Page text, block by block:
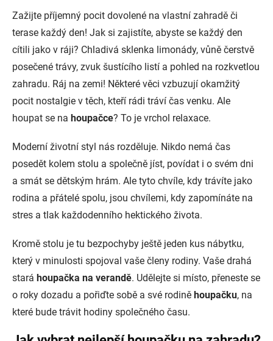
Zažijte příjemný pocit dovolené na vlastní zahradě či
terase každý den! Jak si zajistíte, abyste se každý den
cítili jako v ráji? Chladivá sklenka limonády, vůně čerstvě
posečené trávy, zvuk šustícího listí a pohled na rozkvetlou
zahradu. Ráj na zemi! Některé věci vzbuzují okamžitý
pocit nostalgie v těch, kteří rádi tráví čas venku. Ale
houpat se na houpačce? To je vrchol relaxace.
Moderní životní styl nás rozděluje. Nikdo nemá čas
posedět kolem stolu a společně jíst, povídat i o svém dni
a smát se dětským hrám. Ale tyto chvíle, kdy trávíte jako
rodina a přátelé spolu, jsou chvílemi, kdy zapomínáte na
stres a tlak každodenního hektického života.
Kromě stolu je tu bezpochyby ještě jeden kus nábytku,
který v minulosti spojoval vaše členy rodiny. Vaše drahá
stará houpačka na verandě. Udělejte si místo, přeneste se
o roky dozadu a pořiďte sobě a své rodině houpačku, na
které bude trávit hodiny společného času.